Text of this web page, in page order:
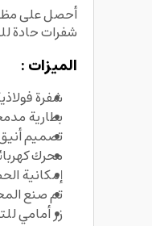
شفرات حادة
الميزات :
شفرة
بطارية مدمجة قابلة
تصميم أنيق
محرك كهربائي يعمل
إمكانية
تم صنع
زر أمامي